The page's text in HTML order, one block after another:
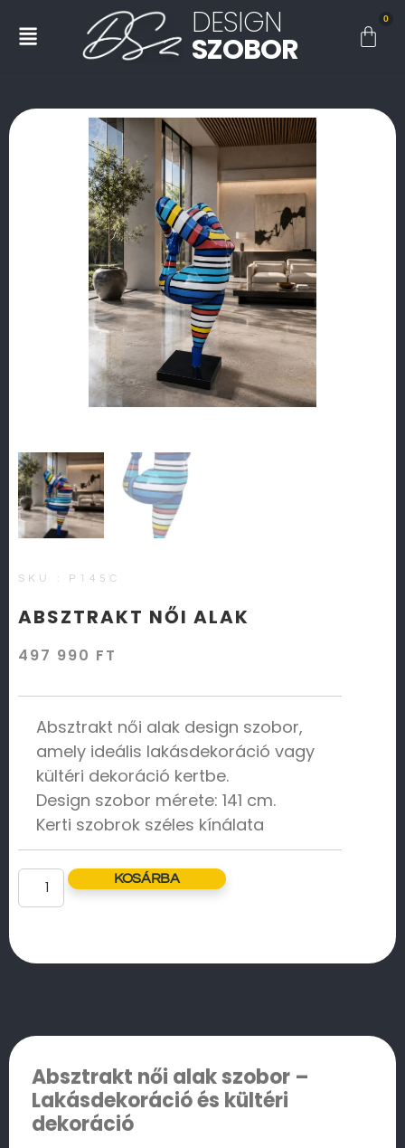
DESIGN
SZOBOR
0
SKU : P145C
ABSZTRAKT NŐI ALAK
497 990 FT
Absztrakt női alak design szobor,
amely ideális lakásdekoráció vagy
kültéri dekoráció kertbe.
Design szobor mérete: 141 cm.
Kerti szobrok széles kínálata
KOSÁRBA
Absztrakt női alak szobor –
Lakásdekoráció és kültéri
dekoráció